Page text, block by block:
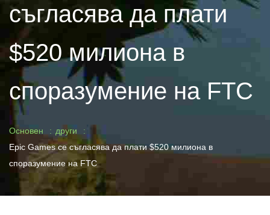
съгласява да плати
$520 милиона в
споразумение на FTC
Основен
други
Epic Games се съгласява да плати $520 милиона в
споразумение на FTC